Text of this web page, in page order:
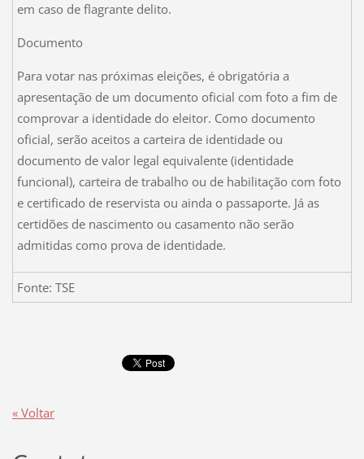
em caso de flagrante delito.
Documento
Para votar nas próximas eleições, é obrigatória a
apresentação de um documento oficial com foto a fim de
comprovar a identidade do eleitor. Como documento
oficial, serão aceitos a carteira de identidade ou
documento de valor legal equivalente (identidade
funcional), carteira de trabalho ou de habilitação com foto
e certificado de reservista ou ainda o passaporte. Já as
certidões de nascimento ou casamento não serão
admitidas como prova de identidade.
Fonte: TSE
« Voltar